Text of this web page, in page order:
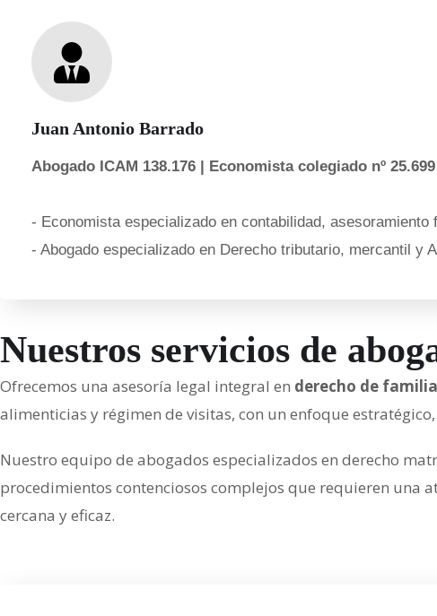
Juan Antonio Barrado
Abogado ICAM 138.176 | Economista colegiado nº 25.699
- Economista especializado en contabilidad, asesoramiento
- Abogado especializado en Derecho tributario, mercantil y
Nuestros servicios de
Ofrecemos una asesoría legal integral en derecho de familia
alimenticias y régimen de visitas, con un enfoque
Nuestro equipo de abogados especializados en derecho
procedimientos contenciosos complejos que requieren una
cercana y eficaz.